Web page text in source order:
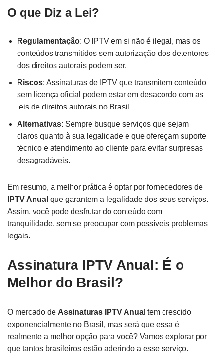
O que Diz a Lei?
Regulamentação: O IPTV em si não é ilegal, mas os
conteúdos transmitidos sem autorização dos detentores
dos direitos autorais podem ser.
Riscos: Assinaturas de IPTV que transmitem conteúdo
sem licença oficial podem estar em desacordo com as
leis de direitos autorais no Brasil.
Alternativas: Sempre busque serviços que sejam
claros quanto à sua legalidade e que ofereçam suporte
técnico e atendimento ao cliente para evitar surpresas
desagradáveis.
Em resumo, a melhor prática é optar por fornecedores de
IPTV Anual que garantem a legalidade dos seus serviços.
Assim, você pode desfrutar do conteúdo com
tranquilidade, sem se preocupar com possíveis problemas
legais.
Assinatura IPTV Anual: É o
Melhor do Brasil?
O mercado de Assinaturas IPTV Anual tem crescido
exponencialmente no Brasil, mas será que essa é
realmente a melhor opção para você? Vamos explorar por
que tantos brasileiros estão aderindo a esse serviço.